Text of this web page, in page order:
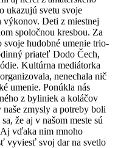
ukazujú svetu svoje
výkonov. Deti z miestnej
spoločnou kresbou. Za
svoje hudobné umenie trio-
priateľ Dodo Čech,
Kultúrna mediátorka
nenechala nič
umenie. Ponúkla nás
z byliniek a koláčov
zmysly a potreby boli
že aj v našom meste sú
vďaka nim mnoho
vyviesť svoj dar na svetlo